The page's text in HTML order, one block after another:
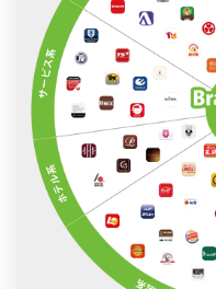
EC運用支援
継続的に結果を出し続けるECサイトへ
スクラッチ開発
ライセンス契約
内製化支援
補助金活用支援
導入事例